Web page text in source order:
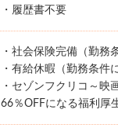
・履歴書不要
・社会保険完備（勤務
・有給休暇（勤務条件
・セゾンフクリコ～映
66％OFFになる福利厚